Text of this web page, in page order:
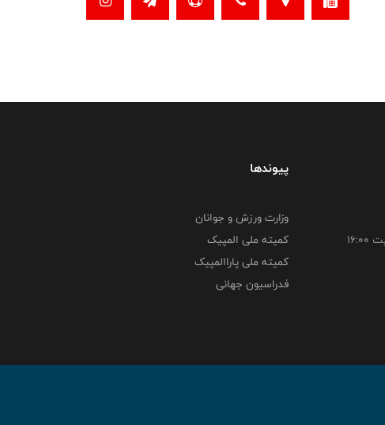
پیوندها
وزارت ورزش و جوانان
کمیته ملی المپیک
کمیته ملی پاراالمپیک
فدراسیون جهانی